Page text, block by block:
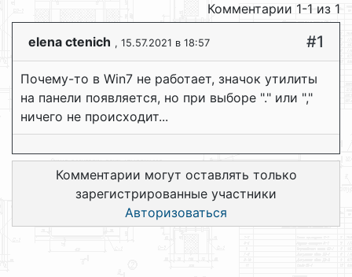
Комментарии 1-1 из 1
elena ctenich , 15.57.2021 в 18:57 #1
Почему-то в Win7 не работает, значок утилиты
на панели появляется, но при выборе "." или ","
ничего не происходит...
Комментарии могут оставлять только
зарегистрированные участники
Авторизоваться